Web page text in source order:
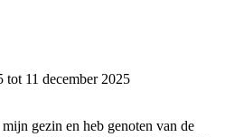
11 december 2025
gezin en heb genoten van de